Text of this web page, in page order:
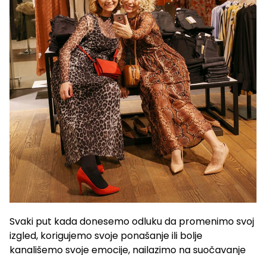
Svaki put kada donesemo odluku da promenimo svoj
izgled, korigujemo svoje ponašanje ili bolje
kanališemo svoje emocije, nailazimo na suočavanje